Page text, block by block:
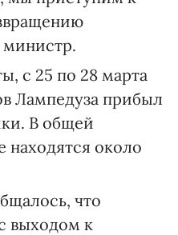
министр.
с 25 по 28 марта
Лампедуза прибыл
В общей
находятся около
что
выходом к